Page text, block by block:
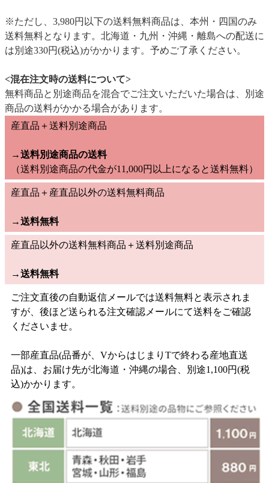
※ただし、3,980円以下の送料無料商品は、本州・四国のみ
送料無料となります。北海道・九州・沖縄・離島への配送に
は別途330円(税込)がかかります。予めご了承ください。
<混在注文時の送料について>
無料商品と別途商品を混合でご注文いただいた場合は、別途
商品の送料がかかる場合があります。
産直品＋送料別途商品
→送料別途商品の送料
（送料別途商品の代金が11,000円以上になると送料無料）
産直品＋産直品以外の送料無料商品
→送料無料
産直品以外の送料無料商品＋送料別途商品
→送料無料
ご注文直後の自動返信メールでは送料無料と表示されま
すが、後ほど送られる注文確認メールにて送料をご確認
くださいませ。
一部産直品(品番が、VからはじまりTで終わる産地直送
品)は、お届け先が北海道・沖縄の場合、別途1,100円(税
込)かかります。